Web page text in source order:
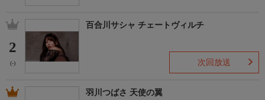
2
(-)
百合川サシャ チェートヴィルチ
次回放送
羽川つばさ 天使の翼